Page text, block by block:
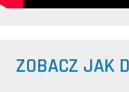
ZOBACZ JAK